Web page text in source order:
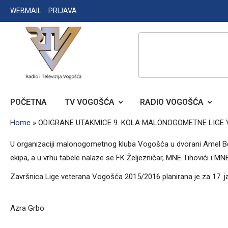
Skip
to
WEBMAIL PRIJAVA
RADIO TELEVIZIJA VOGOŠĆA
POČETNA TV VOGOŠĆA RADIO VOGOŠĆA
Home » ODIGRANE UTAKMICE 9. KOLA MALONOGOMETNE
U organizaciji malonogometnog kluba Vogošća u dvorani Amel
ekipa, a u vrhu tabele nalaze se FK Željezničar, MNE Tihovići i
Završnica Lige veterana Vogošća 2015/2016 planirana je za 17.
Azra Grbo